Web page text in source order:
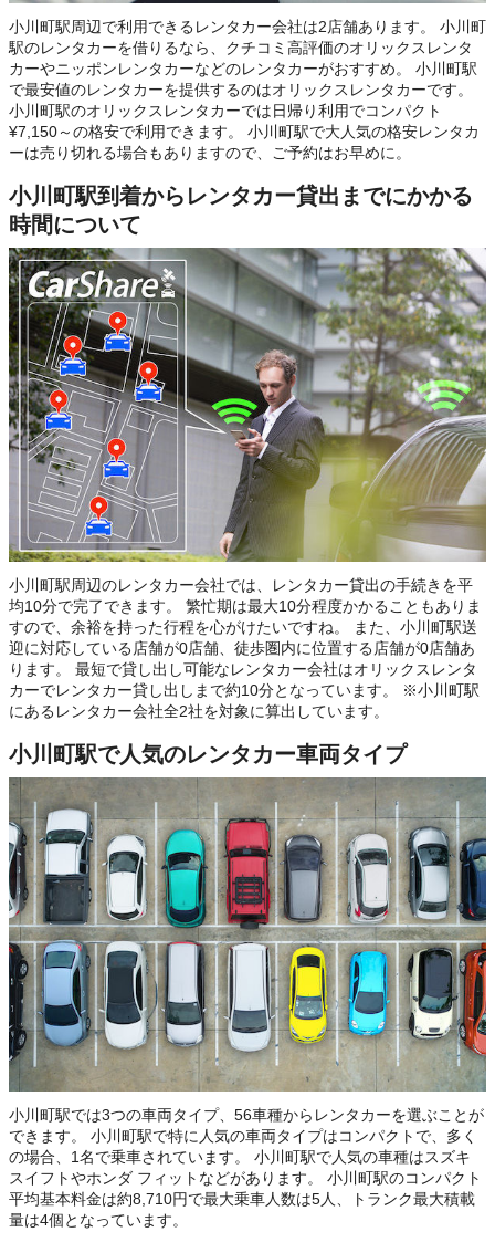
小川町駅周辺で利用できるレンタカー会社は2店舗あります。 小川町
駅のレンタカーを借りるなら、クチコミ高評価のオリックスレンタ
カーやニッポンレンタカーなどのレンタカーがおすすめ。 小川町駅
で最安値のレンタカーを提供するのはオリックスレンタカーです。
小川町駅のオリックスレンタカーでは日帰り利用でコンパクト
¥7,150～の格安で利用できます。 小川町駅で大人気の格安レンタカ
ーは売り切れる場合もありますので、ご予約はお早めに。
小川町駅到着からレンタカー貸出までにかかる
時間について
小川町駅周辺のレンタカー会社では、レンタカー貸出の手続きを平
均10分で完了できます。 繁忙期は最大10分程度かかることもありま
すので、余裕を持った行程を心がけたいですね。 また、小川町駅送
迎に対応している店舗が0店舗、徒歩圏内に位置する店舗が0店舗あ
ります。 最短で貸し出し可能なレンタカー会社はオリックスレンタ
カーでレンタカー貸し出しまで約10分となっています。 ※小川町駅
にあるレンタカー会社全2社を対象に算出しています。
小川町駅で人気のレンタカー車両タイプ
小川町駅では3つの車両タイプ、56車種からレンタカーを選ぶことが
できます。 小川町駅で特に人気の車両タイプはコンパクトで、多く
の場合、1名で乗車されています。 小川町駅で人気の車種はスズキ
スイフトやホンダ フィットなどがあります。 小川町駅のコンパクト
平均基本料金は約8,710円で最大乗車人数は5人、トランク最大積載
量は4個となっています。